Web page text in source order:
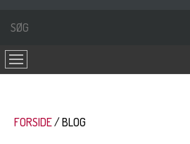
FORSIDE BLOG